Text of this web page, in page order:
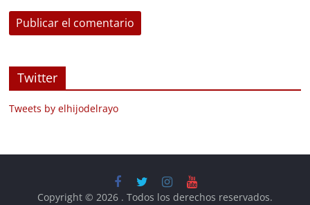
Twitter
Tweets by elhijodelrayo
Copyright © 2026 . Todos los derechos reservados.